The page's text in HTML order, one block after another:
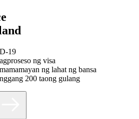
19
ng visa
ng lahat ng bansa
200 taong gulang